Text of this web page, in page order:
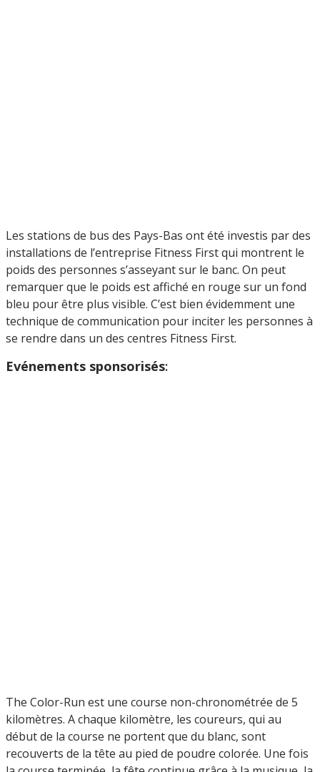
Les stations de bus des Pays-Bas ont été investis par des
installations de l’entreprise Fitness First qui montrent le
poids des personnes s’asseyant sur le banc. On peut
remarquer que le poids est affiché en rouge sur un fond
bleu pour être plus visible. C’est bien évidemment une
technique de communication pour inciter les personnes à
se rendre dans un des centres Fitness First.
Evénements sponsorisés:
The Color-Run est une course non-chronométrée de 5
kilomètres. A chaque kilomètre, les coureurs, qui au
début de la course ne portent que du blanc, sont
recouverts de la tête au pied de poudre colorée. Une fois